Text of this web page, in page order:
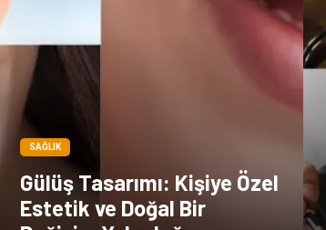
SAĞLIK
Gülüş Tasarımı: Kişiye Özel
Estetik ve Doğal Bir